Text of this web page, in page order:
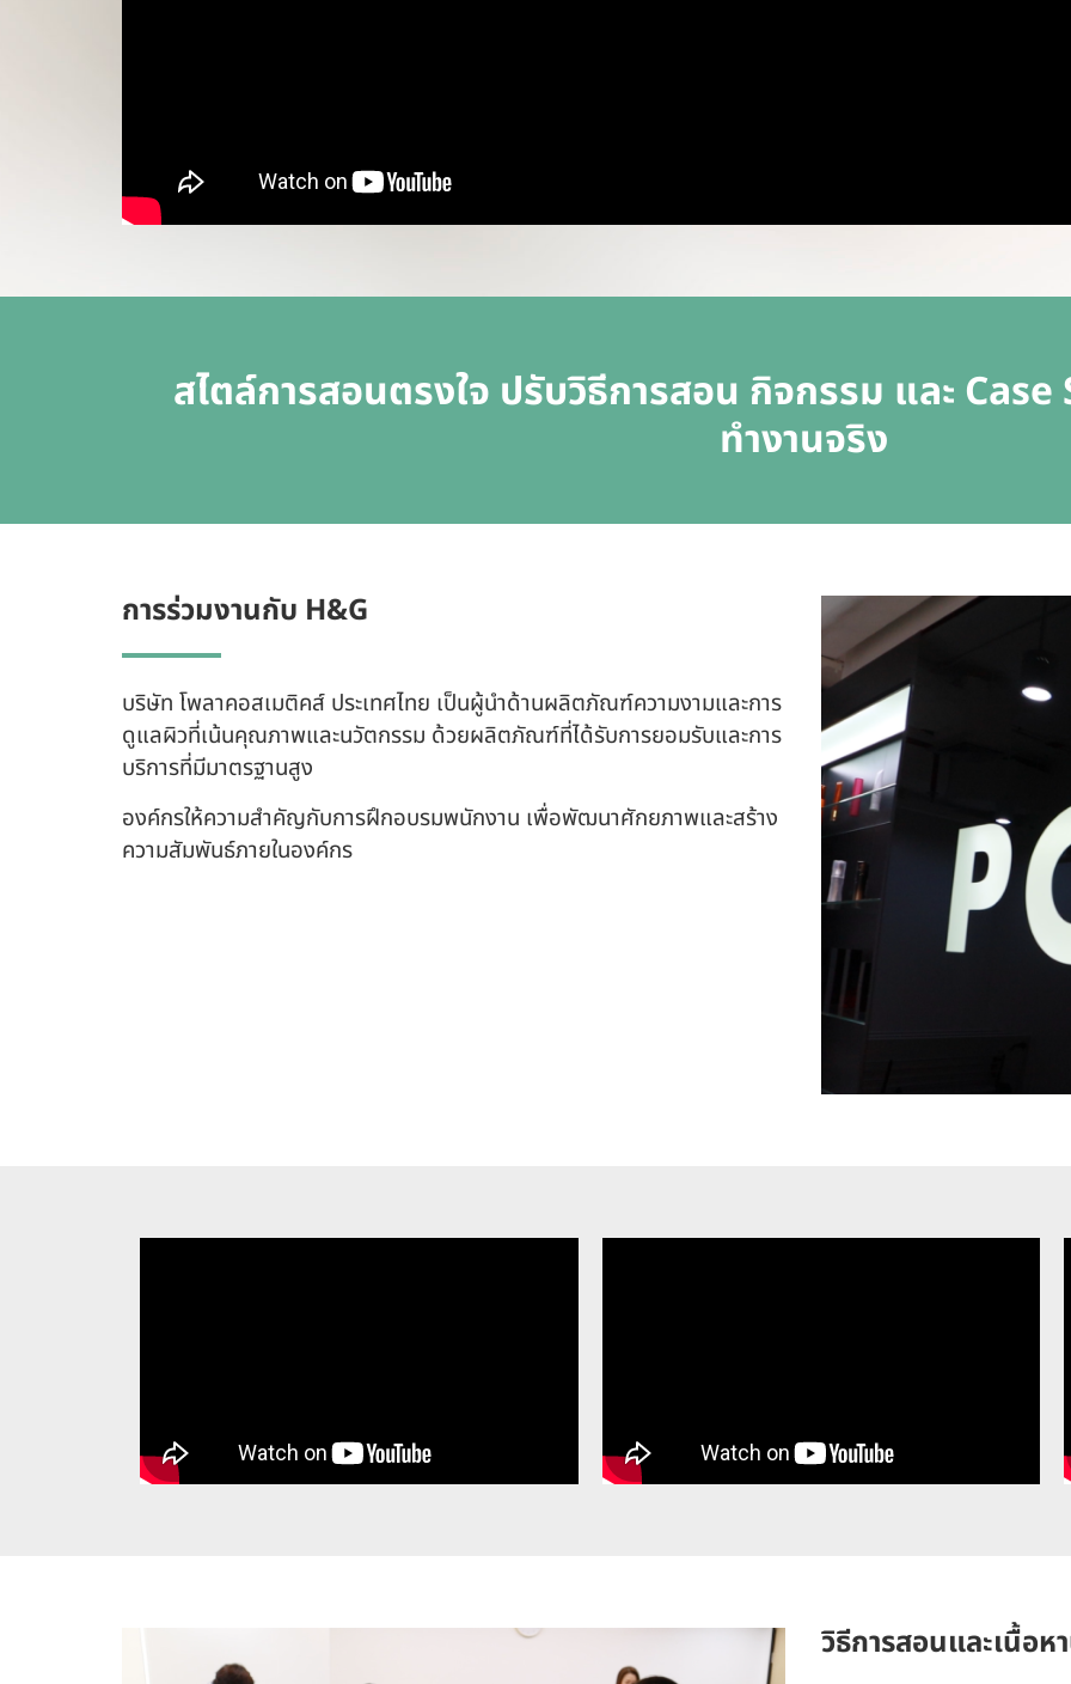
สไตล์การสอนตรงใจ ปรับวิธีการสอน กิจกรรม และ
ทำงานจริง
การร่วมงานกับ H&G
บริษัท โพลาคอสเมติคส์ ประเทศไทย เป็นผู้นำด้านผลิตภัณฑ์ความงามและการ
ดูแลผิวที่เน้นคุณภาพและนวัตกรรม ด้วยผลิตภัณฑ์ที่ได้รับการยอมรับและการ
บริการที่มีมาตรฐานสูง
องค์กรให้ความสำคัญกับการฝึกอบรมพนักงาน เพื่อพัฒนาศักยภาพและสร้าง
ความสัมพันธ์ภายในองค์กร
วิธีการสอนและเนื้อห